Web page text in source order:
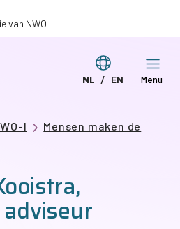
van NWO
Taal
NL
in
EN
in
Menu
I
Mensen maken de